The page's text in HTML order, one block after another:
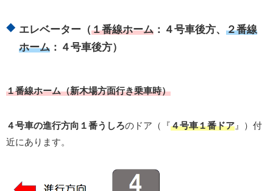
エレベーター（１番線ホーム ：４号車後方、２番線
ホーム ：４号車後方）
１番線ホーム（新木場方面行き乗車時）
４号車の進行方向１番うしろのドア（『４号車１番ドア 』）付
近にあります。